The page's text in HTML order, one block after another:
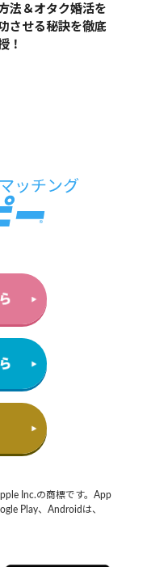
法＆オタク婚活を
させる秘訣を徹底
！
Inc.の商標です。App
Play、Androidは、